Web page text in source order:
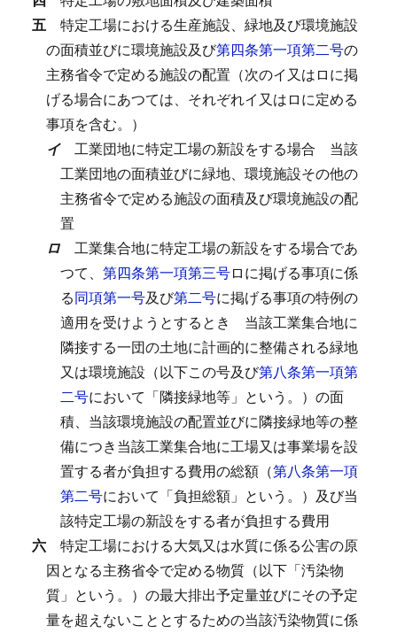
五 特定工場における生産施設、緑地及び環境施設
の面積並びに環境施設及び第四条第一項第二号の
主務省令で定める施設の配置（次のイ又はロに掲
げる場合にあつては、それぞれイ又はロに定める
事項を含む。）
イ 工業団地に特定工場の新設をする場合
当該
工業団地の面積並びに緑地、環境施設その他の
主務省令で定める施設の面積及び環境施設の配
置
ロ 工業集合地に特定工場の新設をする場合であ
つて、 第四条第一項第三号ロに掲げる事項に係
る同項第一号及び第二号に掲げる事項の特例の
適用を受けようとするとき
当該工業集合地に
隣接する一団の土地に計画的に整備される緑地
又は環境施設（以下この号及び第八条第一項第
二号において「隣接緑地等」という。）の面
積、当該環境施設の配置並びに隣接緑地等の整
備につき当該工業集合地に工場又は事業場を設
置する者が負担する費用の総額（第八条第一項
第二号において「負担総額」という。）及び当
該特定工場の新設をする者が負担する費用
六 特定工場における大気又は水質に係る公害の原
因となる主務省令で定める物質（以下「汚染物
質」という。）の最大排出予定量並びにその予定
量を超えないこととするための当該汚染物質に係